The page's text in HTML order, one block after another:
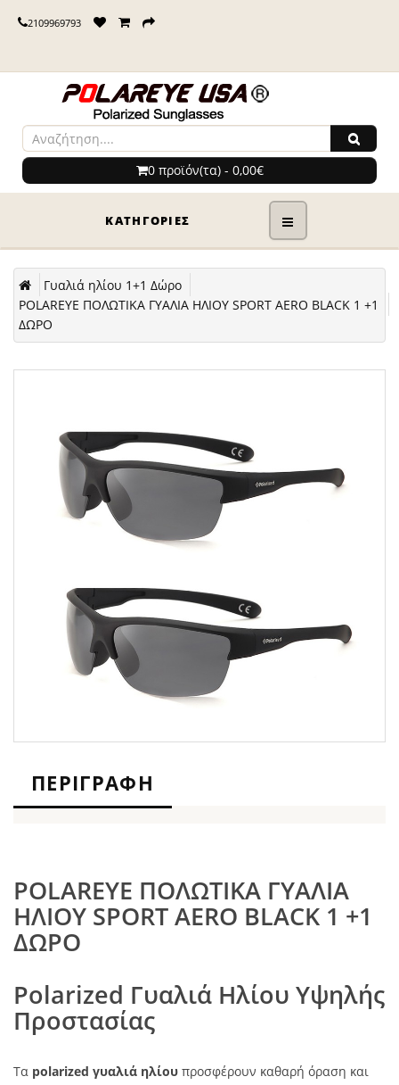
2109969793
0 προϊόν(τα) - 0,00€
ΚΑΤΗΓΟΡΊΕΣ
Γυαλιά ηλίου 1+1 Δώρο
POLAREYE ΠΟΛΩΤΙΚΑ ΓΥΑΛΙΑ ΗΛΙΟΥ SPORT AERO BLACK 1 +1
ΔΩΡΟ
ΠΕΡΙΓΡΑΦΉ
POLAREYE ΠΟΛΩΤΙΚΑ ΓΥΑΛΙΑ
ΗΛΙΟΥ SPORT AERO BLACK 1 +1
ΔΩΡΟ
Polarized Γυαλιά Ηλίου Υψηλής
Προστασίας
Τα polarized γυαλιά ηλίου προσφέρουν καθαρή όραση και